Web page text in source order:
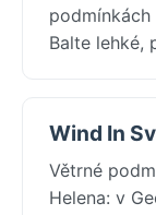
podmínkách
Balte lehké,
Wind In
Větrné
Helena: v